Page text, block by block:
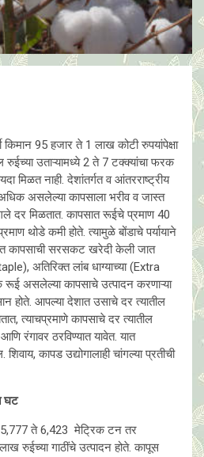
किमान 95 हजार ते 1 लाख कोटी रुपयांपेक्षा
रुईच्या उताऱ्यामध्ये 2 ते 7 टक्क्यांचा फरक
मिळत नाही. देशांतर्गत व आंतरराष्ट्रीय
असलेल्या कापसाला भरीव व जास्त
दर मिळतात. कापसात रूईचे प्रमाण 40
थोडे कमी होते. त्यामुळे बोंडाचे पर्यायाने
कापसाची सरसकट खरेदी केली जात
अतिरिक्त लांब धाग्याच्या (Extra
असलेल्या कापसाचे उत्पादन करणाऱ्या
होते. आपल्या देशात उसाचे दर त्यातील
त्याचप्रमाणे कापसाचे दर त्यातील
रंगावर ठरविण्यात यावेत. यात
कापड उद्योगालाही चांगल्या प्रतीची
घट
5,777 ते 6,423 मेट्रिक टन तर
रुईच्या गाठींचे उत्पादन होते. कापूस